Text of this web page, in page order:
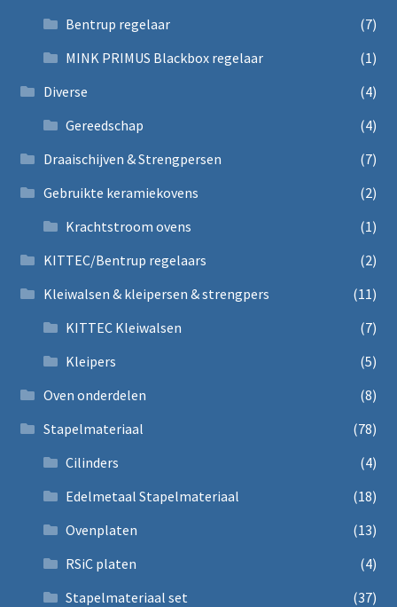
Bentrup regelaar
(7)
MINK PRIMUS Blackbox regelaar
(1)
Diverse
(4)
Gereedschap
(4)
Draaischijven & Strengpersen
(7)
Gebruikte keramiekovens
(2)
Krachtstroom ovens
(1)
KITTEC/Bentrup regelaars
(2)
Kleiwalsen & kleipersen & strengpers
(11)
KITTEC Kleiwalsen
(7)
Kleipers
(5)
Oven onderdelen
(8)
Stapelmateriaal
(78)
Cilinders
(4)
Edelmetaal Stapelmateriaal
(18)
Ovenplaten
(13)
RSiC platen
(4)
Stapelmateriaal set
(37)